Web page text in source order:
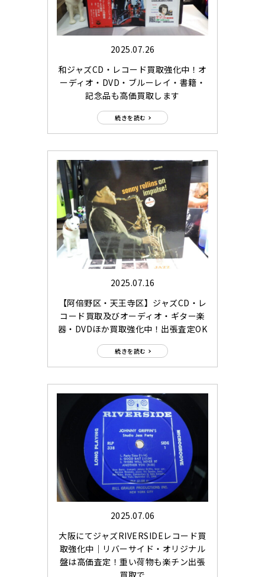
2025.07.26
和ジャズCD・レコード買取強化中！オ
ーディオ・DVD・ブルーレイ・書籍・
記念品も高価買取します
続きを読む
2025.07.16
【阿倍野区・天王寺区】ジャズCD・レ
コード買取及びオーディオ・ギター楽
器・DVDほか買取強化中！出張査定OK
続きを読む
2025.07.06
大阪にてジャズRIVERSIDEレコード買
取強化中｜リバーサイド・オリジナル
盤は高価査定！重い荷物も楽チン出張